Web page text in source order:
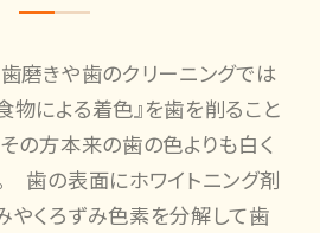
歯磨きや歯のクリーニングでは
物による着色』を歯を削ること
その方本来の歯の色よりも白く
歯の表面にホワイトニング剤
やくろずみ色素を分解して歯